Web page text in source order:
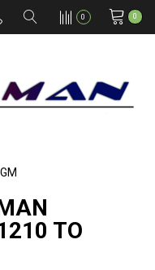
0 0
TO